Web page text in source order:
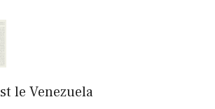
le Venezuela